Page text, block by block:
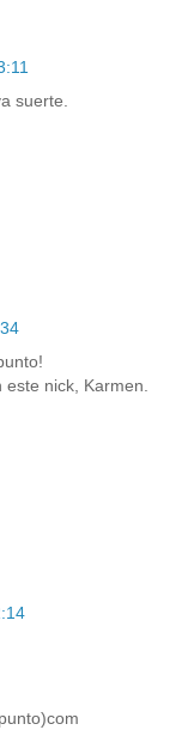
suerte.
nick, Karmen.